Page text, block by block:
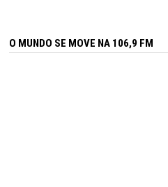
O MUNDO SE MOVE NA 106,9 FM